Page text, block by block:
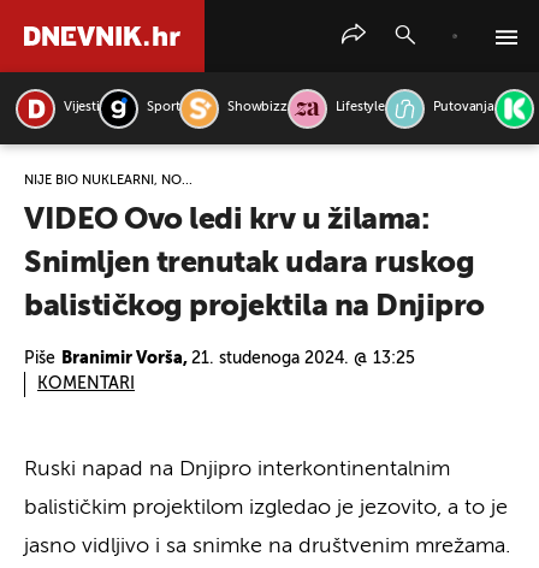
Vijesti Sport Showbizz Lifestyle Putovanja
NIJE BIO NUKLEARNI, NO...
VIDEO Ovo ledi krv u žilama:
Snimljen trenutak udara ruskog
balističkog projektila na Dnjipro
Piše Branimir Vorša, 21. studenoga 2024. @ 13:25
KOMENTARI
Ruski napad na Dnjipro interkontinentalnim
balističkim projektilom izgledao je jezovito, a to je
jasno vidljivo i sa snimke na društvenim mrežama.
PRETRAŽITE VIJESTI